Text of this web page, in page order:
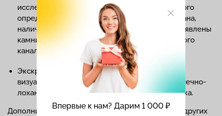
Впервые к нам? Дарим 1 000 ₽
исследование мочевого пузыря, в ходе которого
определяют форму, размер, локализацию органа,
наличие в нем дефектов. Также могут быть выявлены
камни в почках, патологии мочеиспускательного
канала.
Экскреторная урография. Это детальная
визуализация состояния и функций почек, чашечно-
лоханочной системы, мочеточников и мочевика.
Дополнительные исследования и консультация других